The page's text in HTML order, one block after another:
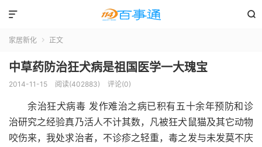


家居新化  正文
中草药防治狂犬病是祖国医学一大瑰宝
2014-11-15 阅读(402883) 评论(0)
余治狂犬病毒 发作难治之病已积有五十余年预防和诊
治研究之经验真乃活人不计其数，凡被狂犬鼠猫及其它动物
咬伤来，我处求治者，不诊疹之轻重，毒之发与未发莫不庆